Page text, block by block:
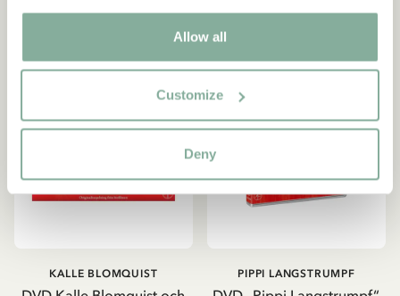
Allow all
Customize
Deny
KALLE BLOMQUIST PIPPI LANGSTRUMPF